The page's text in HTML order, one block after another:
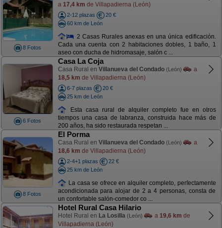
8 Fotos
a 17,4 km de Villapadierna (León)
2-12 plazas
20 €
60 km de León
2 Casas Rurales anexas en una única edificación.
Cada una cuenta con 2 habitaciones dobles, 1 baño, 1
aseo con ducha de hidromasaje, salón c ...
6 Fotos
Casa La Coja
Casa Rural en Villanueva del Condado (León)
a
18,5 km de Villapadierna (León)
6-7 plazas
20 €
25 km de León
Esta casa rural de alquiler completo fue en otros
tiempos una casa de labranza, construida hace más de
200 años, ha sido restaurada respetan ...
8 Fotos
El Porma
Casa Rural en Villanueva del Condado (León)
a
18,6 km de Villapadierna (León)
2-4+1 plazas
22 €
25 km de León
La casa se ofrece en alquiler completo, perfectamente
acondicionada para alojar de 2 a 4 personas, consta de
un confortable salón-comedor co ...
Hotel Rural Casa Hilario
Hotel Rural en La Losilla (León) a 19,6 km de
Villapadierna (León)